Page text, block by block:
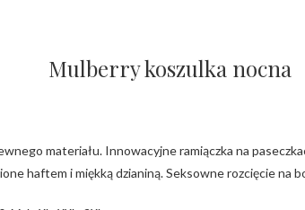
Mulberry koszulka nocna
materiału. Innowacyjne ramiączka na
haftem i miękką dzianiną. Seksowne rozcięcie na